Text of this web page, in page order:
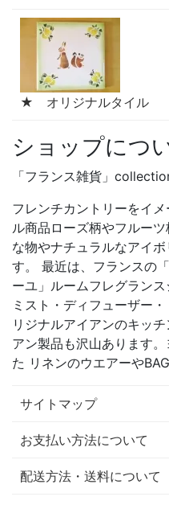
★ オリジナルタイル
ショップにつ
「フランス雑貨」
フレンチカントリーをイ
ル商品ローズ柄やフルー
な物やナチュラルなアイ
す。 最近は、フランスの
ーユ」ルームフレグラン
ミスト・ディフューザー
リジナルアイアンのキッ
アン製品も沢山あります
た リネンのウエアーや
サイトマップ
お支払い方法について
配送方法・送料について